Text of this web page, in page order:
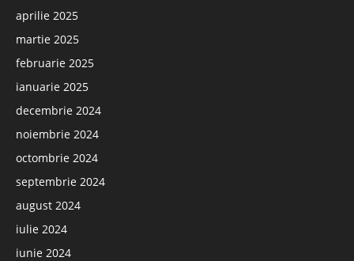
aprilie 2025
martie 2025
februarie 2025
ianuarie 2025
decembrie 2024
noiembrie 2024
octombrie 2024
septembrie 2024
august 2024
iulie 2024
iunie 2024